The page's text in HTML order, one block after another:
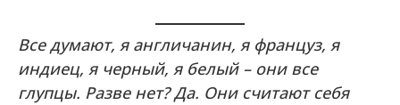
Все думают, я англичанин, я француз, я
индиец, я черный, я белый – они все
глупцы. Разве нет? Да. Они считают себя